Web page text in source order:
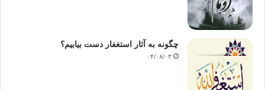
چگونه به آثار استغفار دست بیابیم؟
۰۴/۰۸/۰۳